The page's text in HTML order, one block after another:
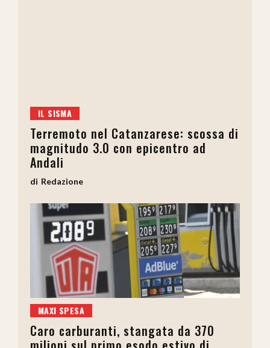
IL SISMA
Terremoto nel Catanzarese: scossa di
magnitudo 3.0 con epicentro ad
Andali
Redazione
MAXI SPESA
Caro carburanti, stangata da 370